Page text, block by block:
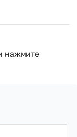
нажмите